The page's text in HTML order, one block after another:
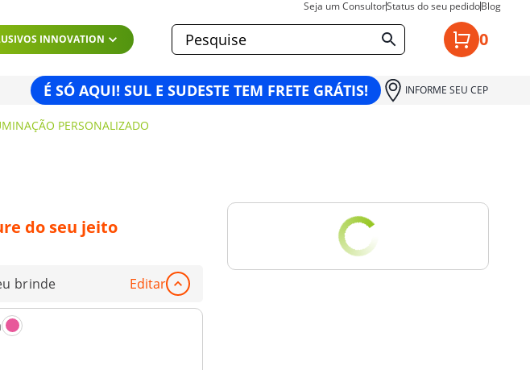
Seja um ConsultorStatus do seu pedidoBlog
INNOVATION 0
É SÓ AQUI! SUL E SUDESTE TEM FRETE GRÁTIS! INFORME SEU CEP
PERSONALIZADO
do seu jeito
brinde Editar